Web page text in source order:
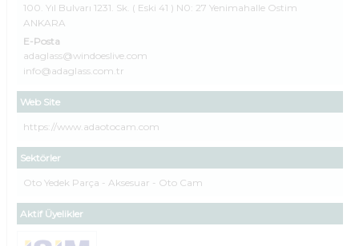
100. Yıl Bulvarı 1231. Sk. ( Eski 41 ) N0: 27 Yenimahalle Ostim
ANKARA
E-Posta
adaglass@windoeslive.com
info@adaglass.com.tr
Web Site
https://www.adaotocam.com
Sektörler
Oto Yedek Parça - Aksesuar - Oto Cam
Aktif Üyelikler